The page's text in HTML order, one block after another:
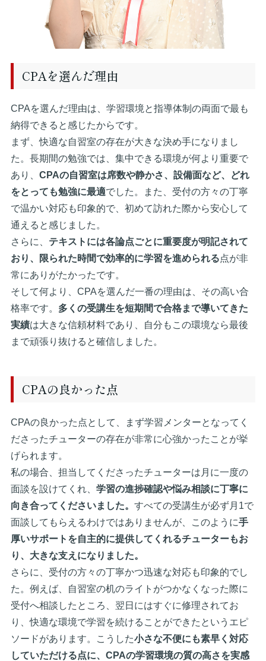
CPAを選んだ理由
CPAを選んだ理由は、学習環境と指導体制の両面で最も
納得できると感じたからです。
まず、快適な自習室の存在が大きな決め手になりまし
た。長期間の勉強では、集中できる環境が何より重要で
あり、 CPAの自習室は席数や静かさ、設備面など、どれ
をとっても勉強に最適でした。また、受付の方々の丁寧
で温かい対応も印象的で、初めて訪れた際から安心して
通えると感じました。
さらに、 テキストには各論点ごとに重要度が明記されて
おり、限られた時間で効率的に学習を進められる点が非
常にありがたかったです。
そして何より、CPAを選んだ一番の理由は、その高い合
格率です。 多くの受講生を短期間で合格まで導いてきた
実績は大きな信頼材料であり、自分もこの環境なら最後
まで頑張り抜けると確信しました。
CPAの良かった点
CPAの良かった点として、まず学習メンターとなってく
ださったチューターの存在が非常に心強かったことが挙
げられます。
私の場合、担当してくださったチューターは月に一度の
面談を設けてくれ、 学習の進捗確認や悩み相談に丁寧に
向き合ってくださいました。 すべての受講生が必ず月1で
面談してもらえるわけではありませんが、このように手
厚いサポートを自主的に提供してくれるチューターもお
り、大きな支えになりました。
さらに、受付の方々の丁寧かつ迅速な対応も印象的でし
た。例えば、自習室の机のライトがつかなくなった際に
受付へ相談したところ、翌日にはすぐに修理されてお
り、快適な環境で学習を続けることができたというエピ
ソードがあります。こうした小さな不便にも素早く対応
していただける点に、CPAの学習環境の質の高さを実感